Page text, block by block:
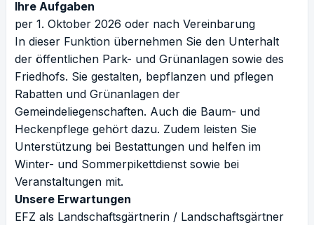
Ihre Aufgaben
per 1. Oktober 2026 oder nach Vereinbarung
In dieser Funktion übernehmen Sie den Unterhalt
der öffentlichen Park- und Grünanlagen sowie des
Friedhofs. Sie gestalten, bepflanzen und pflegen
Rabatten und Grünanlagen der
Gemeindeliegenschaften. Auch die Baum- und
Heckenpflege gehört dazu. Zudem leisten Sie
Unterstützung bei Bestattungen und helfen im
Winter- und Sommerpikettdienst sowie bei
Veranstaltungen mit.
Unsere Erwartungen
EFZ als Landschaftsgärtnerin / Landschaftsgärtner